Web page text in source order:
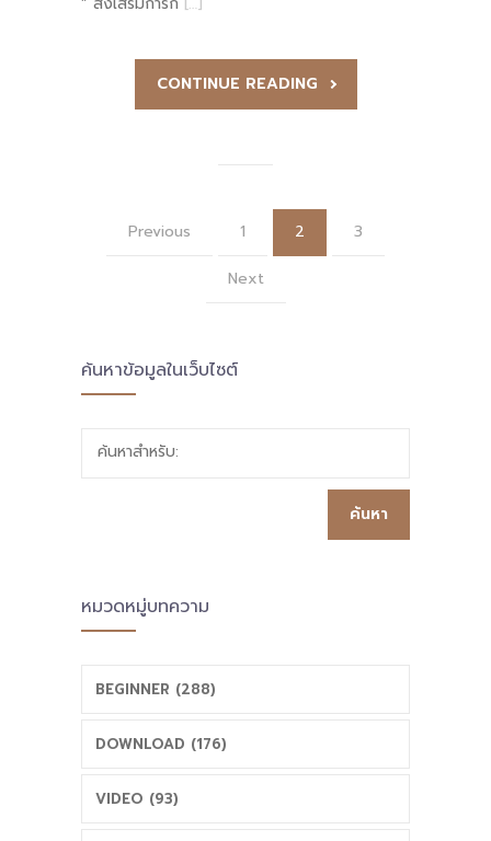
CONTINUE READING
Previous 1 2 3
Next
ค้นหาข้อมูลในเว็บไซต์
ค้นหาสำหรับ:
หมวดหมู่บทความ
BEGINNER (288)
DOWNLOAD (176)
VIDEO (93)